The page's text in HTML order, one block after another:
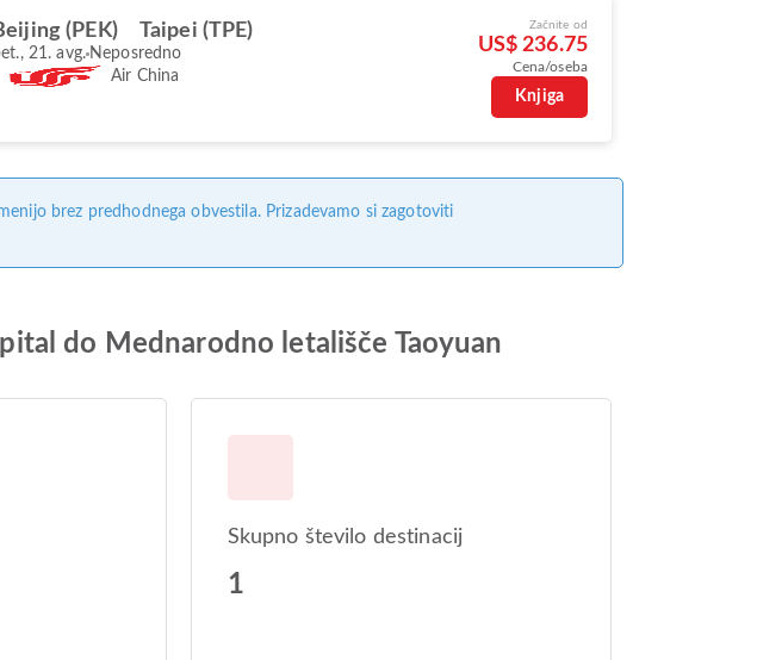
(PEK) Taipei (TPE)
21. avg. Neposredno
Air China
Začnite od
US$ 236.75
Cena/oseba
Knjiga
brez predhodnega obvestila. Prizadevamo si zagotoviti
do Mednarodno letališče Taoyuan
Skupno število destinacij
1